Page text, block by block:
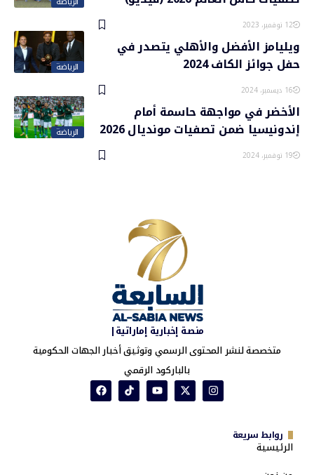
12 نوفمبر، 2023
الرياضة
ويليامز الأفضل والأهلي يتصدر في
حفل جوائز الكاف 2024
16 ديسمبر، 2024
الرياضة
الأخضر في مواجهة حاسمة أمام
إندونيسيا ضمن تصفيات مونديال 2026
19 نوفمبر، 2024
منصة إخبارية إماراتية|
متخصصة لنشر المحتوى الرسمي وتوثيق أخبار الجهات الحكومية
بالباركود الرقمي
روابط سريعة
الرئيسية